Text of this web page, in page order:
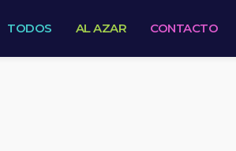
TODOS AL AZAR CONTACTO